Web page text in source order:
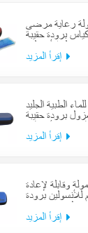
رعاية مرضى
برودة حقيبة
الأنسولين
لوازم حالة السفر
إقرأ المزيد
الطبية الجليد
برودة حقيبة
السكري الأنسولين
حقيبة لوازم السفر
إقرأ المزيد
وقابلة لإعادة
للأنسولين برودة
حقيبة تبريد
السفر الطبي
إقرأ المزيد